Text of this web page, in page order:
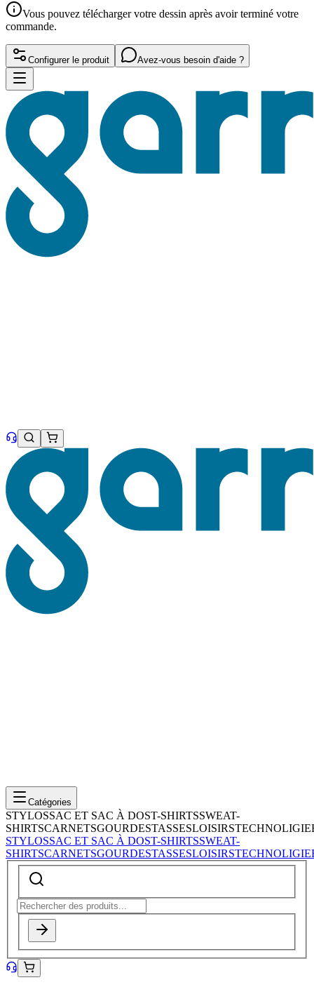
Vous pouvez télécharger votre dessin après avoir terminé votre
commande.
Configurer le produit Avez-vous besoin d'aide ?
Catégories
STYLOSSAC ET SAC À DOST-SHIRTSSWEAT-
SHIRTSCARNETSGOURDESTASSESLOISIRSTECHNOLIGIE
STYLOSSAC ET SAC À DOST-SHIRTSSWEAT-
SHIRTSCARNETSGOURDESTASSESLOISIRSTECHNOLIGIE